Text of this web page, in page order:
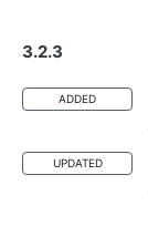
3.2.3
ADDED
UPDATED